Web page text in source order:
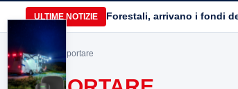
ULTIME NOTIZIE Forestali, arrivano i fondi
Home> esportare